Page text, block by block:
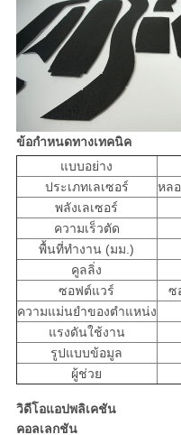
ข้อกำหนดทางเทคนิค
แบบอย่าง
ประเภทเลเซอร์
หล
พลังเลเซอร์
ความเร็วตัด
พื้นที่ทำงาน (มม.)
คูลลิ่ง
ซอฟต์แวร์
ซ
ความแม่นยำของตำแหน่ง
แรงดันใช้งาน
รูปแบบข้อมูล
ผู้ช่วย
วิดีโอแอปพลิเคชัน
คอลเลกชัน